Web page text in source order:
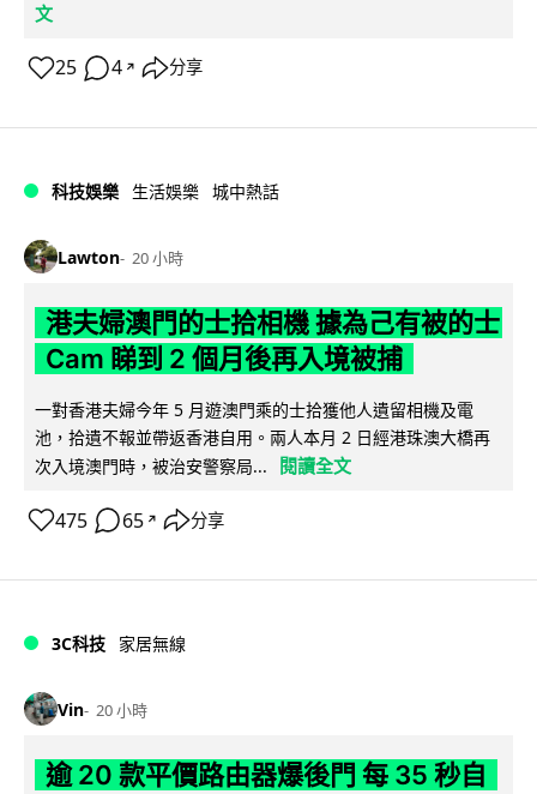
文
25 4 ↗ 分享
科技娛樂 生活娛樂 城中熱話
Lawton 20 小時
港夫婦澳門的士拾相機 據為己有被的士
Cam 睇到 2 個月後再入境被捕
一對香港夫婦今年 5 月遊澳門乘的士拾獲他人遺留相機及電
池，拾遺不報並帶返香港自用。兩人本月 2 日經港珠澳大橋再
次入境澳門時，被治安警察局...
閱讀全文
475 65 ↗ 分享
3C科技 家居無線
Vin 20 小時
逾 20 款平價路由器爆後門 每 35 秒自